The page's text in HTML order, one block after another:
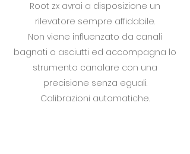
Root zx avrai a disposizione un
rilevatore sempre affidabile.
Non viene influenzato da canali
bagnati o asciutti ed accompagna lo
strumento canalare con una
precisione senza eguali.
Calibrazioni automatiche.